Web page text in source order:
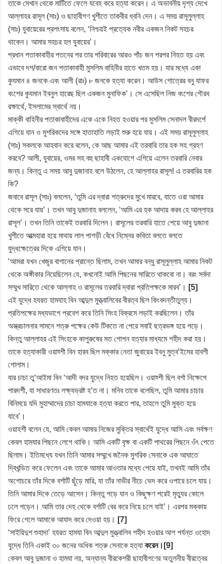
তাকে সেখান থেকে মাটিতে ফেলে যবেহ করে হত্যা করেন। এ অভাবনীয় দৃশ্য দেখে
আল্লাহর রাসূল (সাঃ) ও ছাহাবীগণ খুশীতে তাকবীর ধ্বনি দেন। এ সময় রাসূলুল্লাহ
(সাঃ) যুবায়েরের প্রশংসায় বলেন, ‘নিশ্চয়ই প্রত্যেক নবীর একজন নিকট সহচর
থাকেন। আমার সহচর হল যুবায়ের’।
প্রধান পতাকাবাহীর পতনের পর তার পরিবারের আরও পাঁচ জন পরপর নিহত হয় এবং
এভাবে দশ/বারো জন পতাকাবাহী মুসলিম বাহিনীর হাতে খতম হয়। যার মধ্যে একা
কুযমান ৪ জনকে এবং আলী (রাঃ) ৮ জনকে হত্যা করেন। আউস গোত্রের বনু যাফর
বংশের কুযমান ইবনুল হারেছ ছিল একজন মুনাফিক’। সে এসেছিল নিজ বংশের গৌরব
রক্ষার্থে, ইসলামের স্বার্থে নয়।
মাক্কী বাহিনীর পতাকাবাহীদের একে একে নিহত হওয়ার পর মুসলিম সেনাদল বীরদর্পে
এগিয়ে যান ও মুশরিকদের সঙ্গে হাতাহাতি লড়াই শুরু হয়ে যায়। এই সময় রাসূলুল্লাহ
(সাঃ) সকলকে আহবান করে বলেন, কে আছ আমার এই তরবারি তার হক সহ গ্রহণ
করবে? আলী, যুবায়ের, ওমর সহ বহু ছাহাবী একযোগে এগিয়ে এলেন তরবারি নেবার
জন্য। কিন্তু এ সময় আবু দুজানাহ বলে উঠলেন, হে আল্লাহর রাসূল! এ তরবারির হক
কি?
জবাবে রাসূল (সাঃ) বললেন, ‘তুমি এর দ্বারা শত্রুদের মুখে মারবে, যাতে ওরা আমার
থেকে সরে যায়’। তখন আবু দুজানাহ বললেন, ‘আমি এর হক আদায় করব হে আল্লাহর
রাসূল’। তখন তিনি তাকেই তরবারি দিলেন। রাসূলের তরবারি হাতে পেয়ে আবু দুজানা
খুশীতে আত্মহারা হয়ে মাথায় লাল পাগড়ী বেঁধে নিম্নের কবিতা বলতে বলতে
যুদ্ধক্ষেত্রের দিকে এগিয়ে যান।
‘আমরা যখন খেজুর বাগানের প্রান্তে ছিলাম, তখন আমার বন্ধু রাসূলুল্লাহ আমার নিকট
থেকে অঙ্গীকার নিয়েছিলেন যে, কখনোই আমি পিছনের সারিতে থাকবো না। বরং সর্বদা
সম্মুখ সারিতে থেকে আল্লাহ ও রাসূলের তরবারি দ্বারা প্রতিপক্ষকে মারব’।
[5]
এই যুদ্ধে হযরত হামযাহ বিন আব্দুল মুত্ত্বালিবের বীরত্ব ছিল কিংবদন্তীতুল্য।
প্রতিপক্ষের মধ্যভাগে প্রবেশ করে তিনি সিংহ বিক্রমে লড়াই করছিলেন। তাঁর
অস্ত্রচালনার সামনে শত্রু পক্ষের কেউ টিকতে না পেরে সবাই ছত্রভঙ্গ হয়ে পড়ে।
কিন্তু আল্লাহর এই সিংহকে কাপুরুষের মত গোপন হত্যার মাধ্যমে শহীদ করা হয়।
তাকে হত্যাকারী ওয়াহ্শী বিন হারব ছিল মক্কার নেতা জুবায়ের ইবনু মুত্ব‘ইমের হাবশী
গোলাম।
যার চাচা তু‘আইমা বিন ‘আদী বদর যুদ্ধে নিহত হয়েছিল। ওয়াহ্শী ছিল বর্শা নিক্ষেপে
পারদর্শী, যা সাধারণতঃ লক্ষ্যভ্রষ্ট হ’ত না। মনিব তাকে বলেছিল, তুমি আমার চাচার
বিনিময়ে যদি মুহাম্মাদের চাচা হামযাকে হত্যা করতে পার, তাহলে তুমি মুক্ত হয়ে
যাবে’।
ওয়াহশী বলেন যে, আমি কেবল আমার নিজের মুক্তির স্বার্থেই যুদ্ধে আসি এবং সর্বক্ষণ
কেবল হামযার পিছনে লেগে থাকি। আমি একটি বৃক্ষ বা একটি পাথরের পিছনে ওঁৎ পেতে
ছিলাম। ইতিমধ্যে যখন তিনি আমার সম্মুখে জনৈক মুশরিক সেনাকে এক আঘাতে
দ্বিখন্ডিত করে ফেলেন এবং তাকে আমার আওতার মধ্যে পেয়ে যাই, তখনই আমি তাঁর
অগোচরে তাঁর দিকে বর্শাটি ছুঁড়ে মারি, যা তাঁর নাভীর নীচে ভেদ করে ওপারে চলে যায়।
তিনি আমার দিকে তেড়ে আসেন। কিন্তু পড়ে যান ও কিছুক্ষণ পরেই মৃত্যুর কোলে
ঢলে পড়েন। আমি তার দেহ থেকে বর্শাটি বের করে নিয়ে চলে যাই’। এরপর মক্কায়
ফিরে গেলে আমাকে আযাদ করে দেওয়া হয়।
[7]
‘সাইয়িদুশ শুহাদা’ হযরত হামযা বিন আব্দুল মুত্ত্বালিব শহীদ হওয়ার আগ পর্যন্ত ওহোদ
যুদ্ধে তিনি একাই ৩০ জনের অধিক শত্রু সেনাকে হত্যা করেন।[9]
কেবল আবু দুজানা ও হামযা নয়, অন্যান্য বীরকেশরী ছাহাবীগণের অতুলনীয় বীরত্বের